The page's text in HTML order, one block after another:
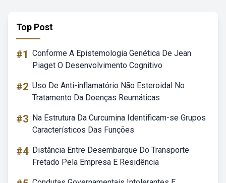
Top Post
#1 Conforme A Epistemologia Genética De Jean
Piaget O Desenvolvimento Cognitivo
#2 Uso De Anti-inflamatório Não Esteroidal No
Tratamento Da Doenças Reumáticas
#3 Na Estrutura Da Curcumina Identificam-se Grupos
Característicos Das Funções
#4 Distância Entre Desembarque Do Transporte
Fretado Pela Empresa E Residência